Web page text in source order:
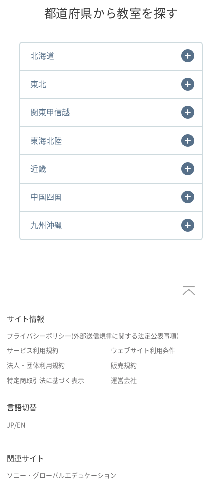
都道府県から教室を探す
北海道
東北
関東甲信越
東海北陸
近畿
中国四国
九州沖縄
サイト情報
プライバシーポリシー(外部送信規律に関する法定公表事項）
サービス利用規約 ウェブサイト利用条件
法人・団体利用規約 販売規約
特定商取引法に基づく表示 運営会社
言語切替
JP/EN
関連サイト
ソニー・グローバルエデュケーション